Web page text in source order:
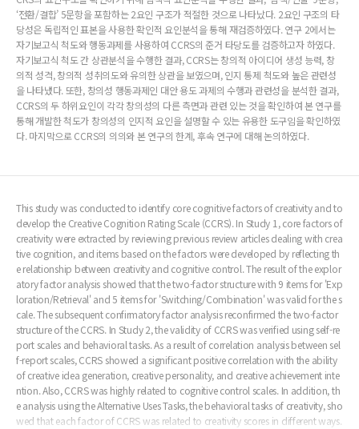
‘전환/결합’ 5문항을 포함하는 2요인 구조가 적절한 것으로 나타났다. 2요인 구조의 타
당성은 독립적인 표본을 사용한 확인적 요인분석을 통해 재검증하였다. 연구 2에서는
자기보고식 척도와 행동과제를 사용하여 CCRS의 준거 타당도를 검증하고자 하였다.
자기보고식 척도 간 상관분석을 수행한 결과, CCRS는 창의적 아이디어 생성 능력, 창
의적 성격, 창의적 성취의도와 유의한 상관을 보였으며, 인지 통제 척도와 높은 관련성
을 나타냈다. 또한, 창의성 행동과제인 대안 용도 과제의 수행과 관련성을 분석한 결과,
CCRS의 두 하위요인이 각각 창의성의 다른 측면과 관련 있는 것을 확인하여 본 연구를
통해 개발한 척도가 창의성의 인지적 요인을 설명할 수 있는 유용한 도구임을 확인하였
다. 마지막으로 CCRS의 의의와 본 연구의 한계, 후속 연구에 대해 논의하였다.
This study was conducted to identify core cognitive factors of creativity and to
develop the Creative Cognition Rating Scale (CCRS). In Study 1, core factors of
creativity were extracted by reviewing previous review articles dealing with crea
tive cognition, and items based on the factors were developed by reflecting th
e relationship between creativity and cognitive control. The result of the explor
atory factor analysis showed that the two-factor structure with 9 items for 'Exp
loration/Retrieval' and 5 items for 'Switching/Combination' was valid for the s
cale. The subsequent confirmatory factor analysis reconfirmed the two-factor
structure of the CCRS. In Study 2, the validity of CCRS was verified using self-re
port scales and behavioral tasks. As a result of correlation analysis between sel
f-report scales, CCRS showed a significant positive correlation with the ability
of creative idea generation, creative personality, and creative achievement inte
ntion. Also, CCRS was highly related to cognitive control scales. In addition, th
e analysis using the Alternative Uses Tasks, the behavioral tasks of creativity, sho
wed that each factor of CCRS was related to creativity scores in different ways.